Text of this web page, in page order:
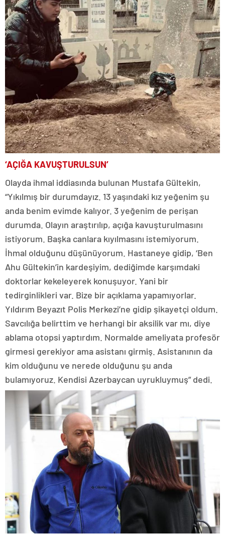
‘AÇIĞA KAVUŞTURULSUN’
Olayda ihmal iddiasında bulunan Mustafa Gültekin,
“Yıkılmış bir durumdayız. 13 yaşındaki kız yeğenim şu
anda benim evimde kalıyor. 3 yeğenim de perişan
durumda. Olayın araştırılıp, açığa kavuşturulmasını
istiyorum. Başka canlara kıyılmasını istemiyorum.
İhmal olduğunu düşünüyorum. Hastaneye gidip, ‘Ben
Ahu Gültekin’in kardeşiyim, dediğimde karşımdaki
doktorlar kekeleyerek konuşuyor. Yani bir
tedirginlikleri var. Bize bir açıklama yapamıyorlar.
Yıldırım Beyazıt Polis Merkezi’ne gidip şikayetçi oldum.
Savcılığa belirttim ve herhangi bir aksilik var mı, diye
ablama otopsi yaptırdım. Normalde ameliyata profesör
girmesi gerekiyor ama asistanı girmiş. Asistanının da
kim olduğunu ve nerede olduğunu şu anda
bulamıyoruz. Kendisi Azerbaycan uyrukluymuş” dedi.